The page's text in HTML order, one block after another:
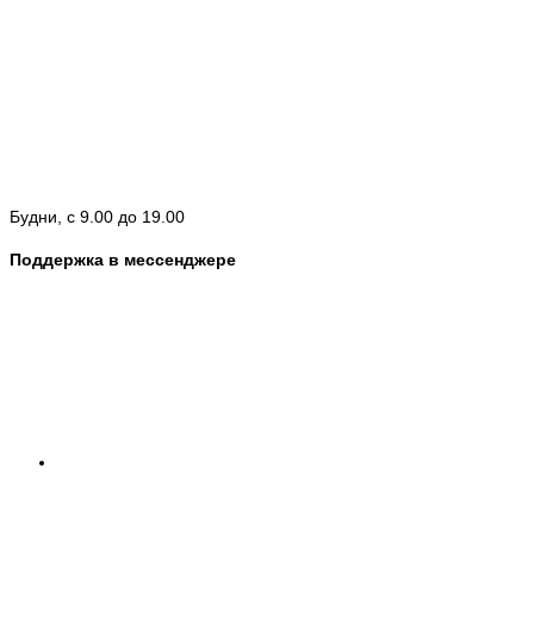
Будни, с 9.00 до 19.00
Поддержка в мессенджере